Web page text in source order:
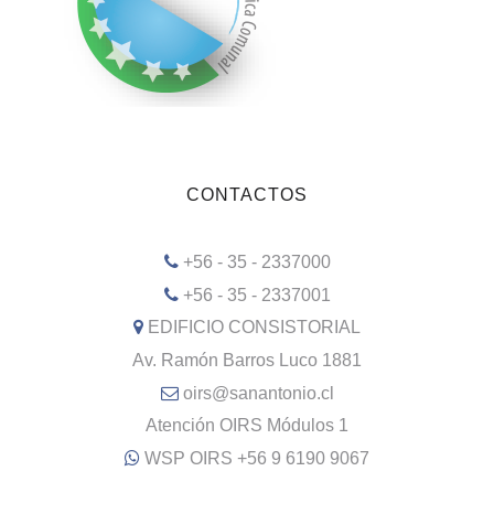
CONTACTOS
+56 - 35 - 2337000
+56 - 35 - 2337001
EDIFICIO CONSISTORIAL
Av. Ramón Barros Luco 1881
oirs@sanantonio.cl
Atención OIRS Módulos 1
WSP OIRS +56 9 6190 9067